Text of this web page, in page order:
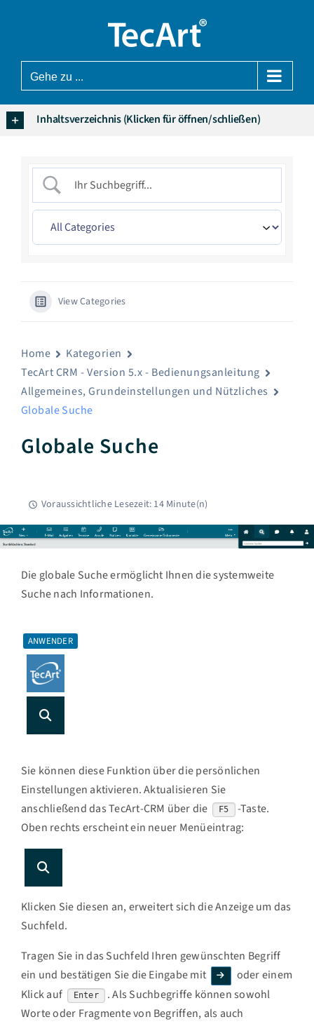
Gehe zu ...
Inhaltsverzeichnis (Klicken für öffnen/schließen)
View Categories
Home
Kategorien
TecArt CRM - Version 5.x - Bedienungsanleitung
Allgemeines, Grundeinstellungen und Nützliches
Globale Suche
Globale Suche
Voraussichtliche Lesezeit: 14 Minute(n)
Die globale Suche ermöglicht Ihnen die systemweite
Suche nach Informationen.
ANWENDER
Sie können diese Funktion über die persönlichen
Einstellungen aktivieren. Aktualisieren Sie
anschließend das TecArt-CRM über die
F5
-Taste.
Oben rechts erscheint ein neuer Menüeintrag:
Klicken Sie diesen an, erweitert sich die Anzeige um das
Suchfeld.
Tragen Sie in das Suchfeld Ihren gewünschten Begriff
ein und bestätigen Sie die Eingabe mit
oder einem
Klick auf
Enter
. Als Suchbegriffe können sowohl
Worte oder Fragmente von Begriffen, als auch